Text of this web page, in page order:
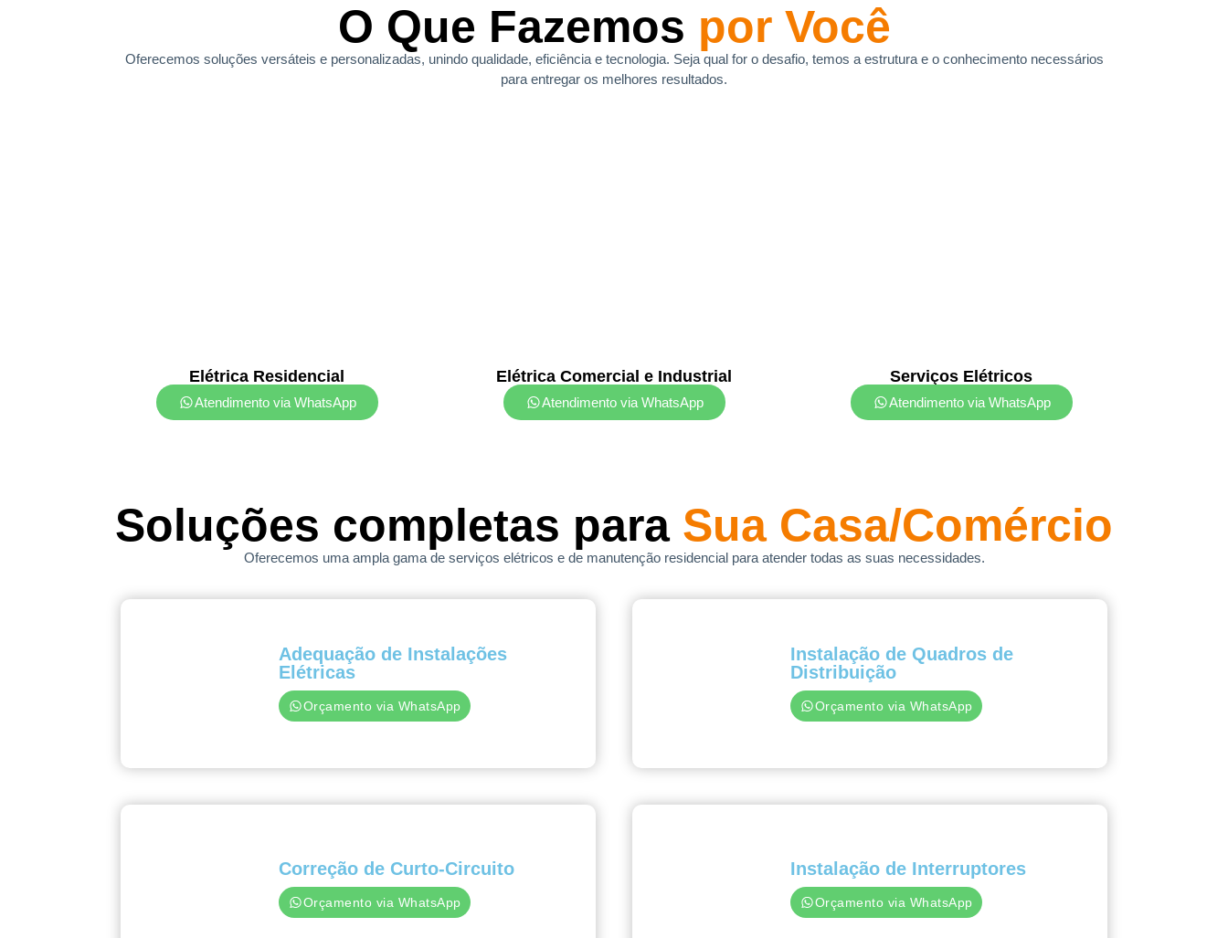
O Que Fazemos por Você
Oferecemos soluções versáteis e personalizadas, unindo qualidade, eficiência e tecnologia. Seja qual for o desafio, temos a estrutura e o conhecimento necessários
para entregar os melhores resultados.
Elétrica Residencial
Atendimento via WhatsApp
Elétrica Comercial e Industrial
Atendimento via WhatsApp
Serviços Elétricos
Atendimento via WhatsApp
Soluções completas para Sua Casa/Comércio
Oferecemos uma ampla gama de serviços elétricos e de manutenção residencial para atender todas as suas necessidades.
Adequação de Instalações
Elétricas
Orçamento via WhatsApp
Instalação de Quadros de
Distribuição
Orçamento via WhatsApp
Correção de Curto-Circuito
Orçamento via WhatsApp
Instalação de Interruptores
Orçamento via WhatsApp